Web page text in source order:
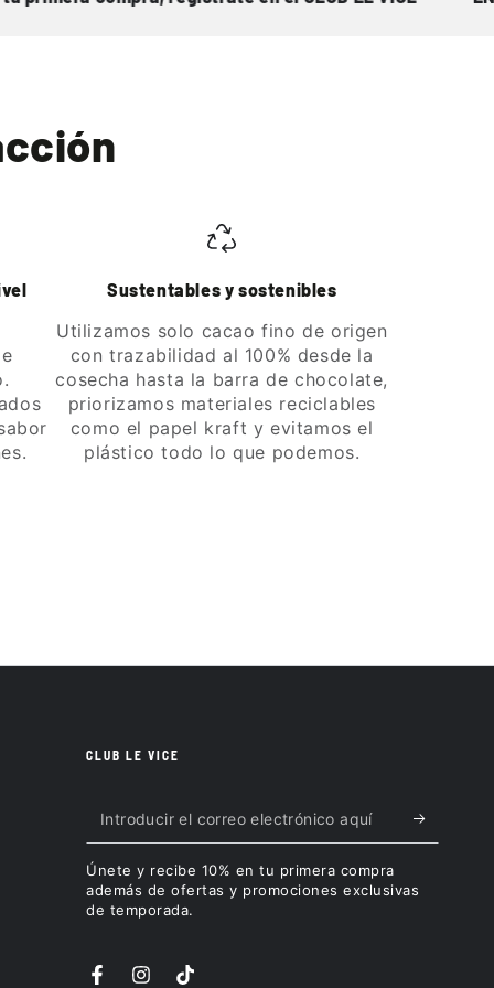
Sustentables y sostenibles
Utilizamos solo cacao fino de origen
con trazabilidad al 100% desde la
cosecha hasta la barra de chocolate,
priorizamos materiales reciclables
como el papel kraft y evitamos el
plástico todo lo que podemos.
CLUB LE VICE
Introducir
el
correo
electrónico
Únete y recibe 10% en tu primera compra
además de ofertas y promociones exclusivas
de temporada.